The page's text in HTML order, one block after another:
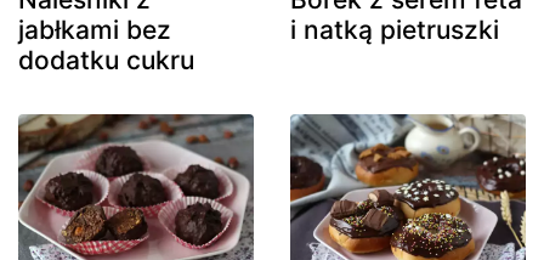
jabłkami bez
dodatku cukru
i natką pietruszki